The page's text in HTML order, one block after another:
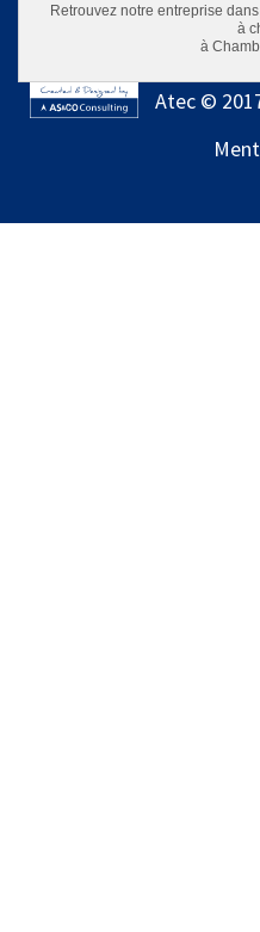
Retrouvez notre entreprise
à
à
Atec ©